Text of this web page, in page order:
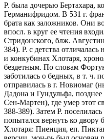
Р. была дочерью Бертахара,
Германифридом. В 531 г.
брата как заложников. Они
впосл. в круг ее чтения
Стридонского, блж.
384). Р. с детства
и конкубинах Хлотаря,
бездетным. По словам
заботилась о бедных, в т. ч.
отправилась в г. Новиомаг
Дадона и Гундульфа,
Сен-Мартен), где умер этот
388-389). Затем Р.
попытался вернуть ко
Хлотаря: Пиенция, еп.